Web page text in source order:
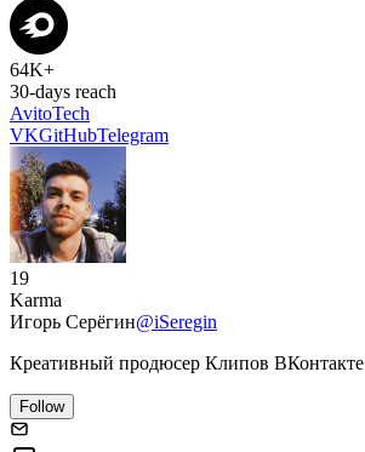
64K+
30-days reach
AvitoTech
VKGitHubTelegram
19
Karma
Игорь Серёгин@iSeregin
Креативный продюсер Клипов ВКонтакте
Follow